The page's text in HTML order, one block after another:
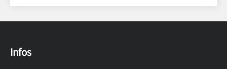
Infos